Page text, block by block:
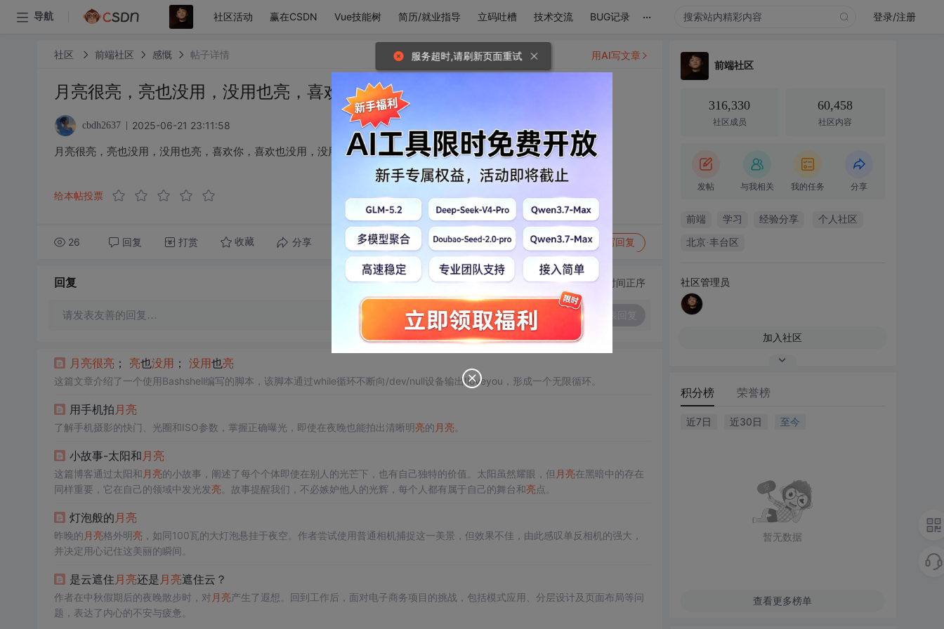
导航 社区活动 赢在CSDN Vue技能树 简历/就业指导 立码吐槽 技术交流 BUG记录 ... 登录/注册
社区 前端社区 感慨 帖子详情
月亮很亮，亮也没用，没用也亮，喜欢你，喜欢也没用，没用也喜欢
cbdh2637 2025-06-21 23:11:58
月亮很亮，亮也没用，没用也亮，喜欢你，喜欢也没用，没用也喜欢
给本帖投票
26 回复 打赏 收藏 分享 转发到动态 举报 写回复
用AI写文章
回复 切换为时间正序
请发表友善的回复…
月 亮很亮 ； 亮也没用 ； 没用也亮
这篇文章介绍了一个使用Bashshell编写的脚本，该脚本通过while循环不断向/dev/null设备输出Iloveyou，形成一个无限循环。
用手机拍 月 亮
了解手机摄影的快门、光圈和ISO参数，掌握正确曝光，即使在夜晚也能拍出清晰明亮的 月 亮
小故事-太阳和 月 亮
这篇博客通过太阳和 月 亮的小故事，阐述了每个个体即使在别人的光芒下，也有自己独特的价值。太阳虽然耀眼，但 月 亮在黑暗中的存在
同样重要，它在自己的领域中发光发亮 。故事提醒我们，不必嫉妒他人的光辉，每个人都有属于自己的舞台和亮点。
灯泡般的 月 亮
昨晚的 月 亮格外明亮 ，如同100瓦的大灯泡悬挂于夜空。作者尝试使用普通相机捕捉这一美景，但效果不佳，由此感叹单反相机的强大，
并决定用心记住这美丽的瞬间。
是云遮住 月 亮还是 月 亮遮住云？
作者在中秋假期后的夜晚散步时，对 月 亮产生了遐想。回到工作后，面对电子商务项目的挑战，包括模式应用、分层设计及页面布局等问
题，表达了内心的不安与疲惫。
前端社区
316,330
社区成员
60,458
社区内容
发帖 与我相关 我的任务 分享
前端 学习 经验分享 个人社区
北京·丰台区
社区管理员
加入社区
积分榜 荣誉榜
近7日 近30日 至今
暂无数据
查看更多榜单
服务超时,请刷新页面重试